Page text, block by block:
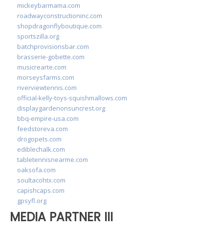
mickeybarmama.com
roadwayconstructioninc.com
shopdragonflyboutique.com
sportszilla.org
batchprovisionsbar.com
brasserie-gobette.com
musicrearte.com
morseysfarms.com
riverviewtennis.com
official-kelly-toys-squishmallows.com
displaygardenonsuncrest.org
bbq-empire-usa.com
feedstoreva.com
drogopets.com
ediblechalk.com
tabletennisnearme.com
oaksofa.com
soultacohtx.com
capishcaps.com
gpsyfl.org
MEDIA PARTNER III